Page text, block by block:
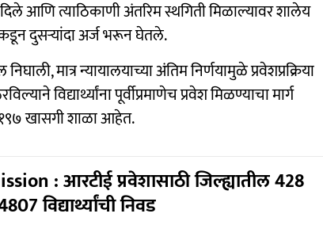
आणि त्याठिकाणी अंतरिम स्थगिती मिळाल्यावर शालेय
दुसऱ्यांदा अर्ज भरून घेतले.
मात्र न्यायालयाच्या अंतिम निर्णयामुळे प्रवेशप्रक्रिया
विद्यार्थ्यांना पूर्वीप्रमाणेच प्रवेश मिळण्याचा मार्ग
खासगी शाळा आहेत.
: आरटीई प्रवेशासाठी जिल्ह्यातील 428
विद्यार्थ्यांची निवड